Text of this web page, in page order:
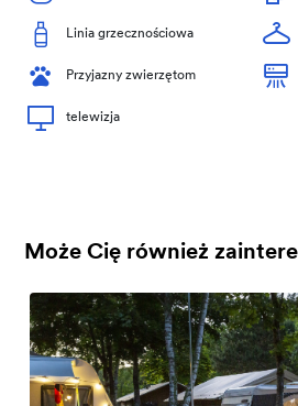
Linia grzecznościowa
Przyjazny zwierzętom
telewizja
Może Cię również